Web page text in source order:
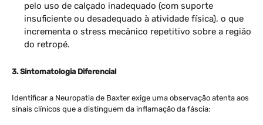
pelo uso de calçado inadequado (com suporte
insuficiente ou desadequado à atividade física), o que
incrementa o stress mecânico repetitivo sobre a região
do retropé.
3. Sintomatologia Diferencial
Identificar a Neuropatia de Baxter exige uma observação atenta aos
sinais clínicos que a distinguem da inflamação da fáscia: